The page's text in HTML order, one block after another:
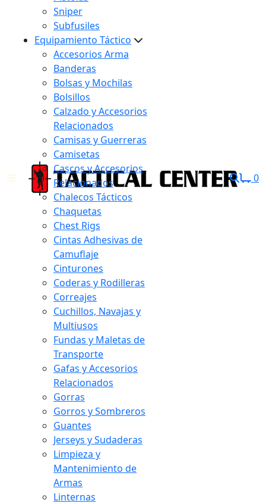
Sniper
Subfusiles
Equipamiento Táctico
Accesorios Arma
Banderas
Bolsas y Mochilas
Bolsillos
Calzado y Accesorios
Relacionados
Camisas y Guerreras
Camisetas
Cascos y Accesorios
Relacionados
Chalecos Tácticos
Chaquetas
Chest Rigs
Cintas Adhesivas de
Camuflaje
Cinturones
Coderas y Rodilleras
Correajes
Cuchillos, Navajas y
Multiusos
Fundas y Maletas de
Transporte
Gafas y Accesorios
Relacionados
Gorras
Gorros y Sombreros
Guantes
Jerseys y Sudaderas
Limpieza y
Mantenimiento de
Armas
Linternas
0